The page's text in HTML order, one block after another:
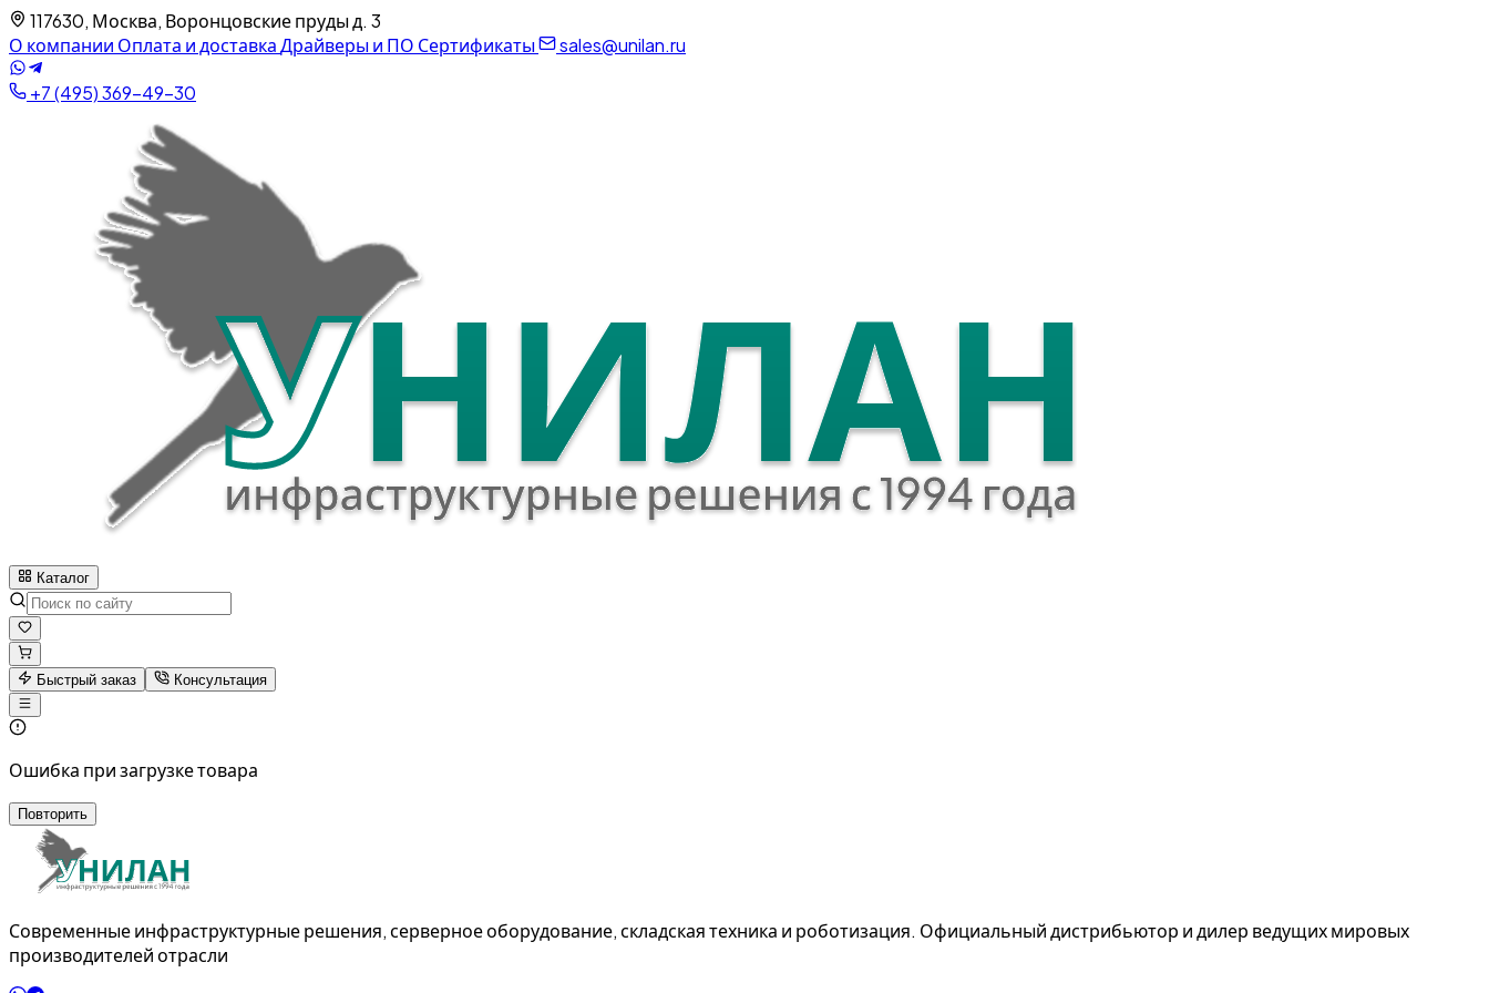
117630, Москва, Воронцовские пруды д. 3
О компании Оплата и доставкаДрайверы и ПО Сертификаты sales@unilan.ru
+7 (495) 369-49-30
Каталог
Быстрый заказ Консультация
Ошибка при загрузке товара
Повторить
Современные инфраструктурные решения, серверное оборудование, складская техника и роботизация. Официальный дистрибьютор и дилер ведущих мировых
производителей отрасли